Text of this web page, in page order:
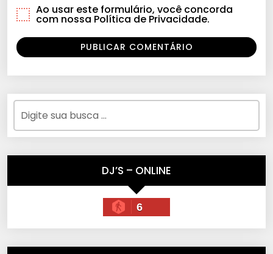
Ao usar este formulário, você concorda
com nossa Política de Privacidade.
DJ’S – ONLINE
6